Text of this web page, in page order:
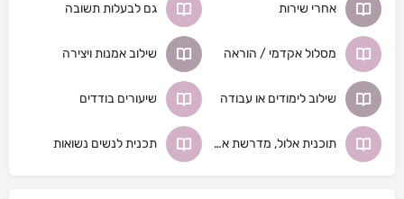
אחרי שירות גם לבעלות תשובה
מסלול אקדמי / הוראה שילוב אמנות ויצירה
שילוב לימודים או עבודה שיעורים בודדים
תוכנית אלול, מדרשת אלול תכנית לנשים נשואות